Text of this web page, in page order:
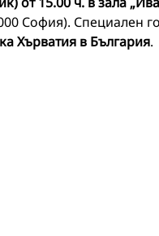
София). Специален
Хърватия в България.